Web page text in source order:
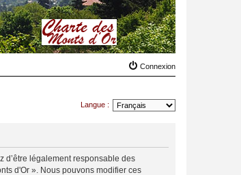
Connexion
Langue :
d’être légalement responsable des
d'Or ». Nous pouvons modifier ces